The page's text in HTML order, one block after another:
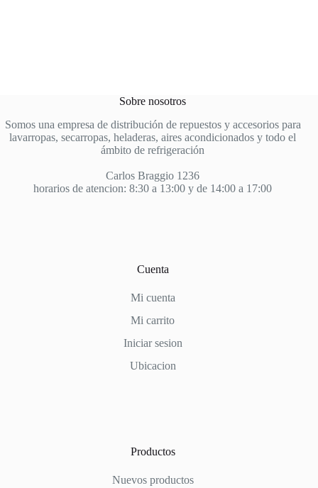
Sobre nosotros
Somos una empresa de distribución de repuestos y accesorios para
lavarropas, secarropas, heladeras, aires acondicionados y todo el
ámbito de refrigeración
Carlos Braggio 1236
horarios de atencion: 8:30 a 13:00 y de 14:00 a 17:00
Cuenta
Mi cuenta
Mi carrito
Iniciar sesion
Ubicacion
Productos
Nuevos productos